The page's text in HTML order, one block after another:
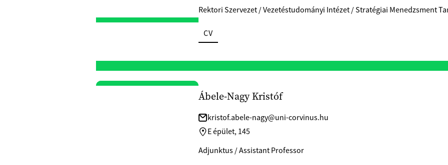
Rektori Szervezet / Vezetéstudományi Intézet / Stratégiai Menedzsment
CV
Ábele-Nagy Kristóf
kristof.abele-nagy@uni-corvinus.hu
E épület, 145
Adjunktus / Assistant Professor